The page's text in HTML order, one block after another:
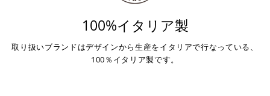
100%イタリア製
取り扱いブランドはデザインから生産をイタリアで行なっている、
100％イタリア製です。